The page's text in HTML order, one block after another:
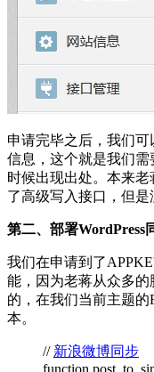
申请完毕之后，我们
信息，这个就是我们
时候出现出处。本来
了高级写入接口，但是
第二、部署WordPress
我们在申请到了
能，因为老蒋从众多
的，在我们当前主题的
本。
// 新浪微博同步
function